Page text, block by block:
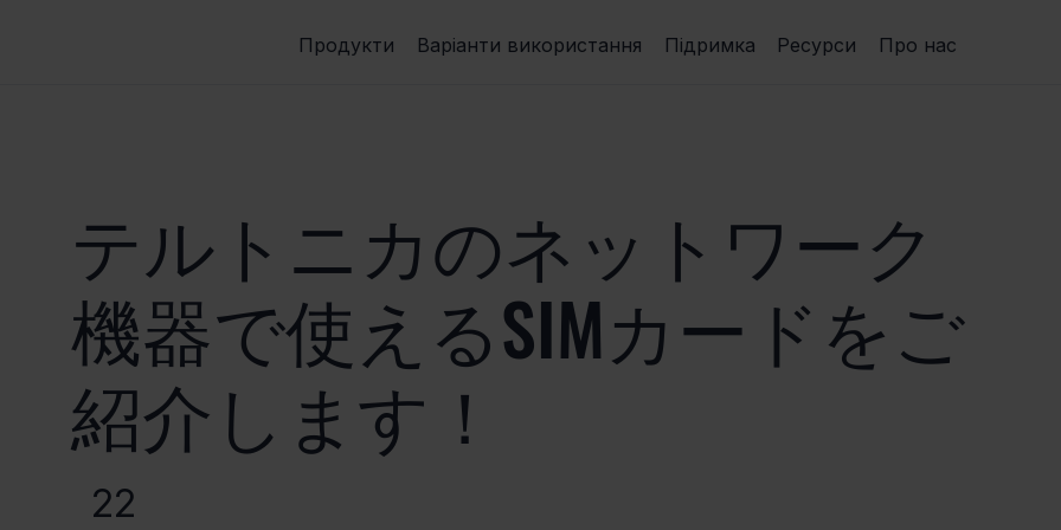
Продукти Варіанти використання Підримка Ресурси Про нас
テルトニカのネットワーク
機器で使えるSIMカードをご
紹介します！
22